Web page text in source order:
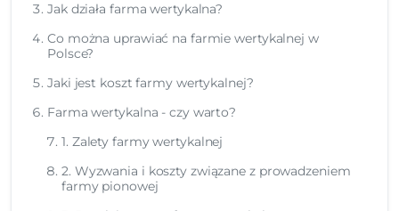
Jak działa farma wertykalna?
Co można uprawiać na farmie wertykalnej w
Polsce?
Jaki jest koszt farmy wertykalnej?
Farma wertykalna - czy warto?
1. Zalety farmy wertykalnej
2. Wyzwania i koszty związane z prowadzeniem
farmy pionowej